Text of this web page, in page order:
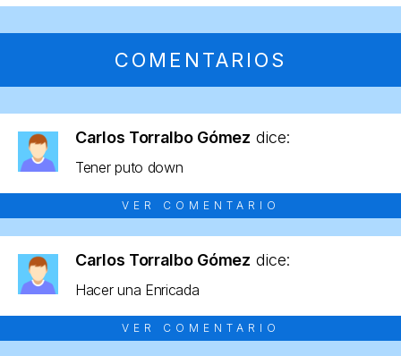
COMENTARIOS
Carlos Torralbo Gómez dice:
Tener puto down
VER COMENTARIO
Carlos Torralbo Gómez dice:
Hacer una Enricada
VER COMENTARIO